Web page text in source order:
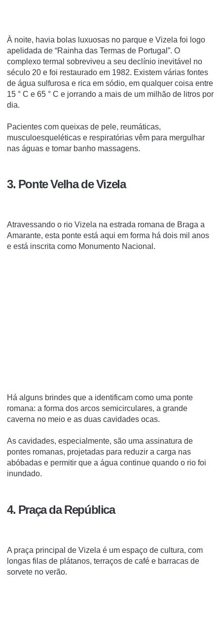
À noite, havia bolas luxuosas no parque e Vizela foi logo
apelidada de “Rainha das Termas de Portugal”. O
complexo termal sobreviveu a seu declínio inevitável no
século 20 e foi restaurado em 1982. Existem várias fontes
de água sulfurosa e rica em sódio, em qualquer coisa entre
15 ° C e 65 ° C e jorrando a mais de um milhão de litros por
dia.
Pacientes com queixas de pele, reumáticas,
musculoesqueléticas e respiratórias vêm para mergulhar
nas águas e tomar banho massagens.
3. Ponte Velha de Vizela
Atravessando o rio Vizela na estrada romana de Braga a
Amarante, esta ponte está aqui em forma há dois mil anos
e está inscrita como Monumento Nacional.
Há alguns brindes que a identificam como uma ponte
romana: a forma dos arcos semicirculares, a grande
caverna no meio e as duas cavidades ocas.
As cavidades, especialmente, são uma assinatura de
pontes romanas, projetadas para reduzir a carga nas
abóbadas e permitir que a água continue quando o rio foi
inundado.
4. Praça da República
A praça principal de Vizela é um espaço de cultura, com
longas filas de plátanos, terraços de café e barracas de
sorvete no verão.